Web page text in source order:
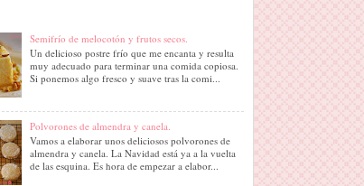
Semifrío de melocotón y frutos secos.
Un delicioso postre frío que me encanta y resulta
muy adecuado para terminar una comida copiosa.
Si ponemos algo fresco y suave tras la comi...
Polvorones de almendra y canela.
Vamos a elaborar unos deliciosos polvorones de
almendra y canela. La Navidad está ya a la vuelta
de las esquina. Es hora de empezar a elabor...